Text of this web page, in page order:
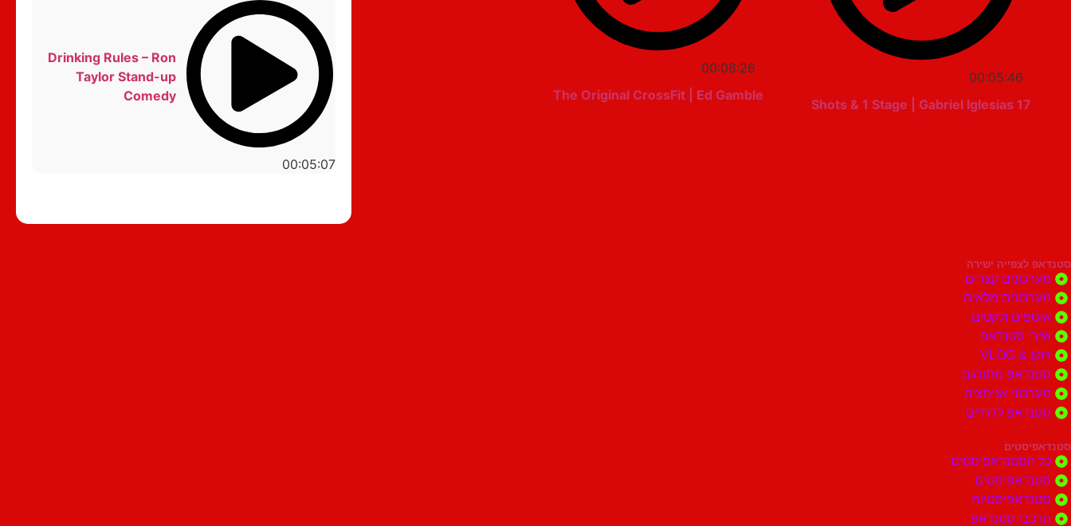
00:05:46
17 Shots & 1 Stage | Gabriel Iglesias
00:06:26
The Original CrossFit | Ed Gamble
00:05:07
Drinking Rules – Ron
Taylor Stand-up
Comedy
סטנדאפ לצפייה ישירה
מערכונים קצרים
מערכונים מלאים
אוספים ולקטים
שירי סטנדאפ
דוקו & VLOG
סטנדאפ מתורגם
מערכוני אנימציה
סטנדאפ לדתיים
סטנדאפיסטים
כל הסטנדאפיסטים
סטנדאפיסטים
סטנדאפיסטיות
הרכבי סטנדאפ